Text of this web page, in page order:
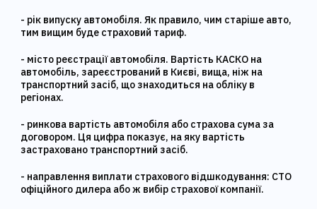
- рік випуску автомобіля. Як правило, чим старіше авто,
тим вищим буде страховий тариф.
- місто реєстрації автомобіля. Вартість КАСКО на
автомобіль, зареєстрований в Києві, вища, ніж на
транспортний засіб, що знаходиться на обліку в
регіонах.
- ринкова вартість автомобіля або страхова сума за
договором. Ця цифра показує, на яку вартість
застраховано транспортний засіб.
- направлення виплати страхового відшкодування: СТО
офіційного дилера або ж вибір страхової компанії.